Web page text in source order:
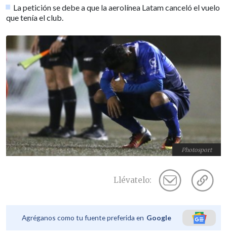
La petición se debe a que la aerolínea Latam canceló el vuelo
que tenía el club.
Photosport
Llévatelo:
Agréganos como tu fuente preferida en Google